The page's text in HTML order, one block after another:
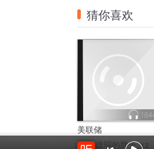
猜你喜欢
美联储
by：虚弱的胖子_xz